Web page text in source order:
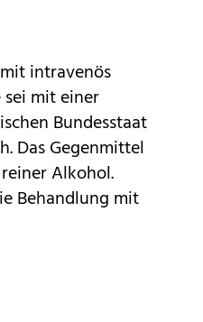
intravenös
mit einer
Bundesstaat
Das Gegenmittel
Alkohol.
Behandlung mit